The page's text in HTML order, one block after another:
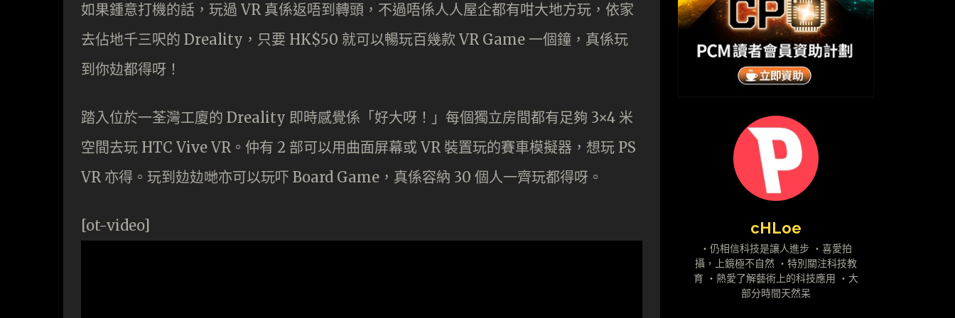
如果鍾意打機的話，玩過 VR 真係返唔到轉頭，不過唔係人人屋企都有咁大地方玩，依家
去佔地千三呎的 Dreality，只要 HK$50 就可以暢玩百幾款 VR Game 一個鐘，真係玩
到你攰都得呀！
踏入位於一荃灣工廈的 Dreality 即時感覺係「好大呀！」每個獨立房間都有足夠 3×4 米
空間去玩 HTC Vive VR。仲有 2 部可以用曲面屏幕或 VR 裝置玩的賽車模擬器，想玩 PS
VR 亦得。玩到攰攰哋亦可以玩吓 Board Game，真係容納 30 個人一齊玩都得呀。
[ot-video] cHLoe
・仍相信科技是讓人進步 ・喜愛拍
攝，上鏡極不自然 ・特別關注科技教
育 ・熱愛了解藝術上的科技應用 ・大
部分時間天然呆